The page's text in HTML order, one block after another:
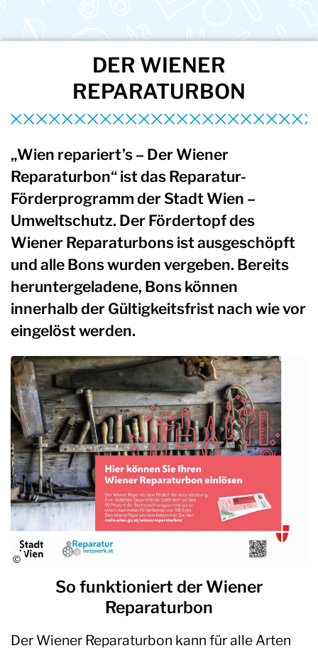
DER WIENER
REPARATURBON
„Wien repariert’s – Der Wiener
Reparaturbon“ ist das Reparatur-
Förderprogramm der Stadt Wien –
Umweltschutz. Der Fördertopf des
Wiener Reparaturbons ist ausgeschöpft
und alle Bons wurden vergeben. Bereits
heruntergeladene, Bons können
innerhalb der Gültigkeitsfrist nach wie vor
eingelöst werden.
So funktioniert der Wiener
Reparaturbon
Der Wiener Reparaturbon kann für alle Arten